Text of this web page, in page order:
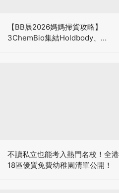
【BB展2026媽媽掃貨攻略】
3ChemBio集結Holdbody、
不讀私立也能考入熱門名校！全港
18區優質免費幼稚園清單公開！